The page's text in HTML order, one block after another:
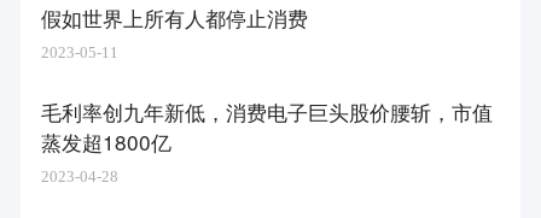
假如世界上所有人都停止消费
2023-05-11
毛利率创九年新低，消费电子巨头股价腰斩，市值
蒸发超1800亿
2023-04-28